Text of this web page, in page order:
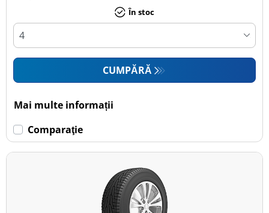
În stoc
CUMPĂRĂ
Mai multe informații
Comparaţie